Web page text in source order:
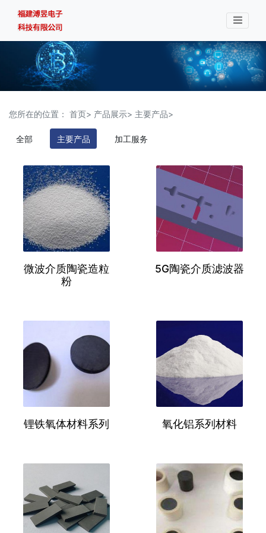
您所在的位置： 首页> 产品展示> 主要产品>
全部 主要产品 加工服务
微波介质陶瓷造粒
粉
5G陶瓷介质滤波器
锂铁氧体材料系列 氧化铝系列材料